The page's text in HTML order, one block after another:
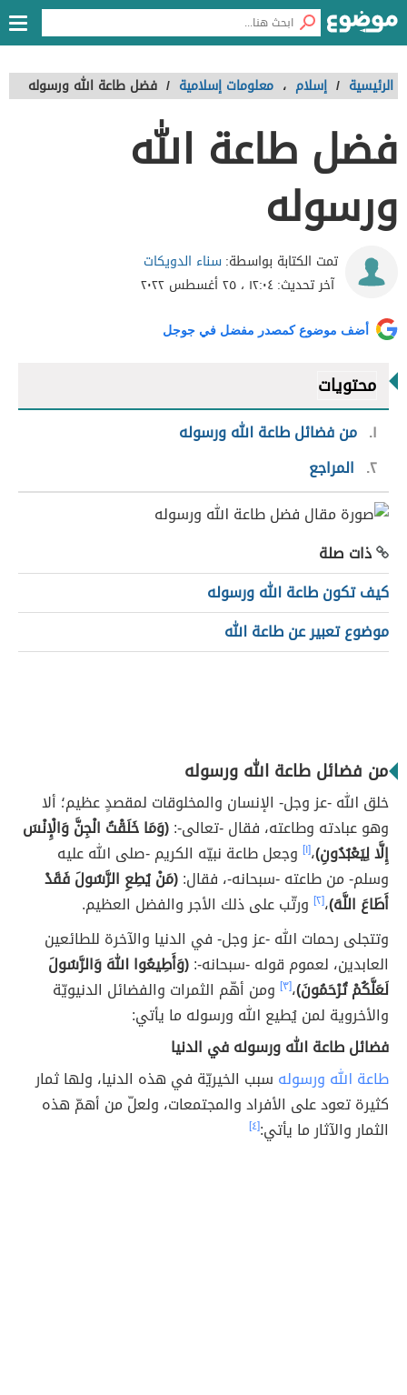
الرئيسية / إسلام ، معلومات إسلامية / فضل طاعة الله ورسوله
فضل طاعة الله
ورسوله
تمت الكتابة بواسطة:سناء الدويكات
آخر تحديث:١٢:٠٤ ، ٢٥ أغسطس ٢٠٢٢
أضف موضوع كمصدر مفضل في جوجل
محتويات
١ من فضائل طاعة الله ورسوله
٢ المراجع
ذات صلة
كيف تكون طاعة الله ورسوله
موضوع تعبير عن طاعة الله
من فضائل طاعة الله ورسوله
خلق الله -عز وجل- الإنسان والمخلوقات لمقصدٍ عظيم؛ ألا
وهو عبادته وطاعته، فقال -تعالى-:(وَمَا خَلَقْتُ الْجِنَّ وَالْإِنْسَ
إِلَّا لِيَعْبُدُونِ)،[١] وجعل طاعة نبيّه الكريم -صلى الله عليه
وسلم- من طاعته -سبحانه-، فقال:(مَنْ يُطِعِ الرَّسُولَ فَقَدْ
أَطَاعَ اللَّهَ)،[٢]
ورتّب على ذلك الأجر والفضل العظيم.
وتتجلى رحمات الله -عز وجل- في الدنيا والآخرة للطائعين
العابدين، لعموم قوله -سبحانه-:(وَأَطِيعُوا اللهَ وَالرَّسُولَ
لَعَلَّكُمْ تُرْحَمُونَ)،[٣]
ومن أهّم الثمرات والفضائل الدنيويّة
والأخروية لمن يُطيع الله ورسوله ما يأتي:
فضائل طاعة الله ورسوله في الدنيا
طاعة الله ورسوله سبب الخيريّة في هذه الدنيا، ولها ثمار
كثيرة تعود على الأفراد والمجتمعات، ولعلّ من أهمّ هذه
الثمار والآثار ما يأتي:[٤]